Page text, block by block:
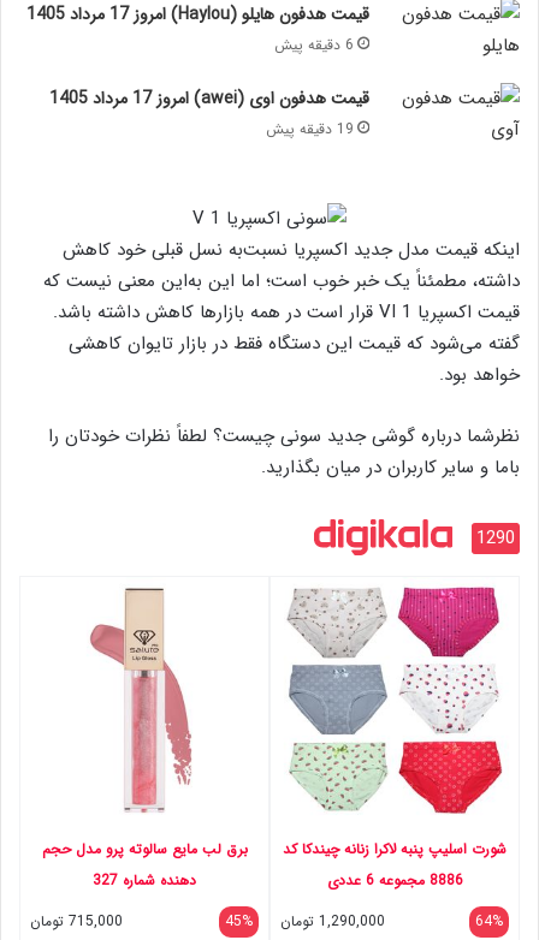
قیمت هدفون هایلو (Haylou) امروز 17 مرداد 1405
6 دقیقه پیش
قیمت هدفون اوی (awei) امروز 17 مرداد 1405
19 دقیقه پیش
اینکه قیمت مدل جدید اکسپریا نسبت‌به نسل قبلی خود کاهش
داشته، مطمئناً یک خبر خوب است؛ اما این به‌این معنی نیست که
قیمت اکسپریا 1 VI قرار است در همه بازارها کاهش داشته باشد.
گفته می‌شود که قیمت این دستگاه فقط در بازار تایوان کاهشی
خواهد بود.
نظرشما درباره گوشی جدید سونی چیست؟ لطفاً نظرات خودتان را
باما و سایر کاربران در میان بگذارید.
1290
شورت اسلیپ پنبه لاکرا زنانه چیندکا کد
8886 مجموعه 6 عددی
64%
1,290,000 تومان
برق لب مایع سالوته پرو مدل حجم
دهنده شماره 327
45%
715,000 تومان